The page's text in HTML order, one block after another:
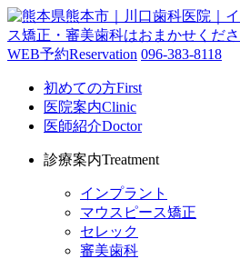
WEB予約Reservation 096-383-8118
初めての方First
医院案内Clinic
医師紹介Doctor
診療案内Treatment
インプラント
マウスピース矯正
セレック
審美歯科